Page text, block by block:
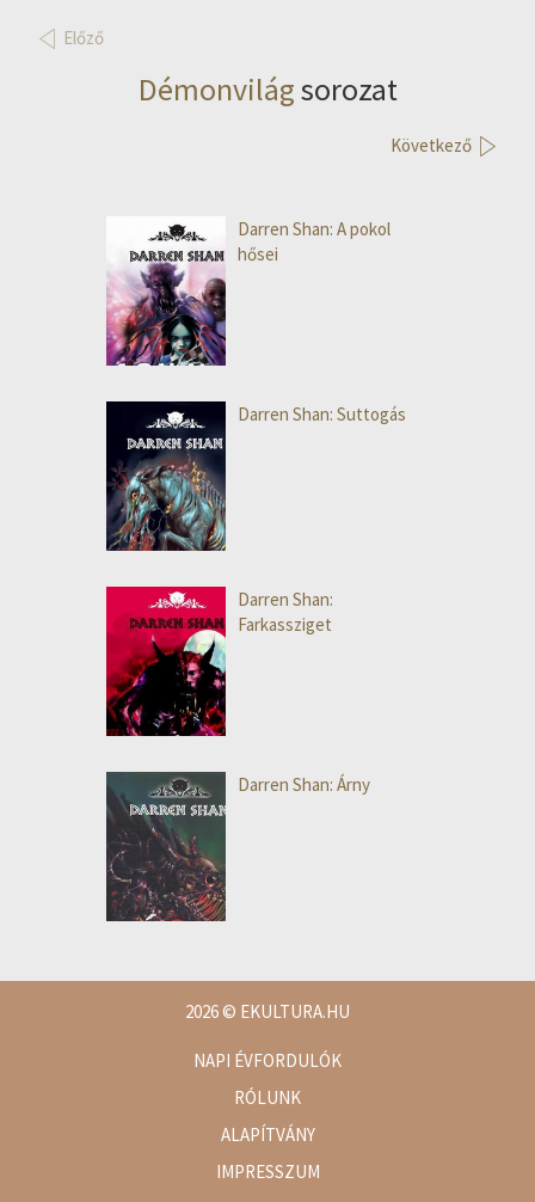
Előző
Démonvilágsorozat
Következő
Darren Shan: A pokol
hősei
Darren Shan: Suttogás
Darren Shan:
Farkassziget
Darren Shan: Árny
2026© EKULTURA.HU
NAPI ÉVFORDULÓK
RÓLUNK
ALAPÍTVÁNY
IMPRESSZUM